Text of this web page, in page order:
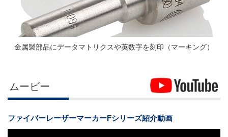
金属製部品にデータマトリクスや英数字を刻印（マーキング）
ムービー
ファイバーレーザーマーカーFシリーズ紹介動画